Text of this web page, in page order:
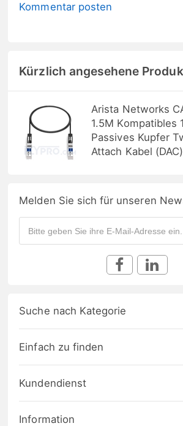
Kommentar posten
Kürzlich angesehene
Arista Networks
1.5M Kompatibles
Passives Kupfer
Attach Kabel
Melden Sie sich für unseren
Suche nach Kategorie
Einfach zu finden
Kundendienst
Information